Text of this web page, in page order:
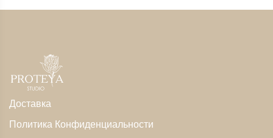
Доставка
Политика Конфиденциальности